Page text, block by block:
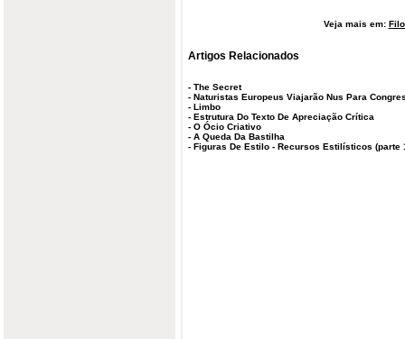
Veja mais em:
Artigos Relacionados
- The Secret
- Naturistas Europeus Viajarão Nus Para
- Limbo
- Estrutura Do Texto De Apreciação Crítica
- O Ócio Criativo
- A Queda Da Bastilha
- Figuras De Estilo - Recursos Estilísticos (parte